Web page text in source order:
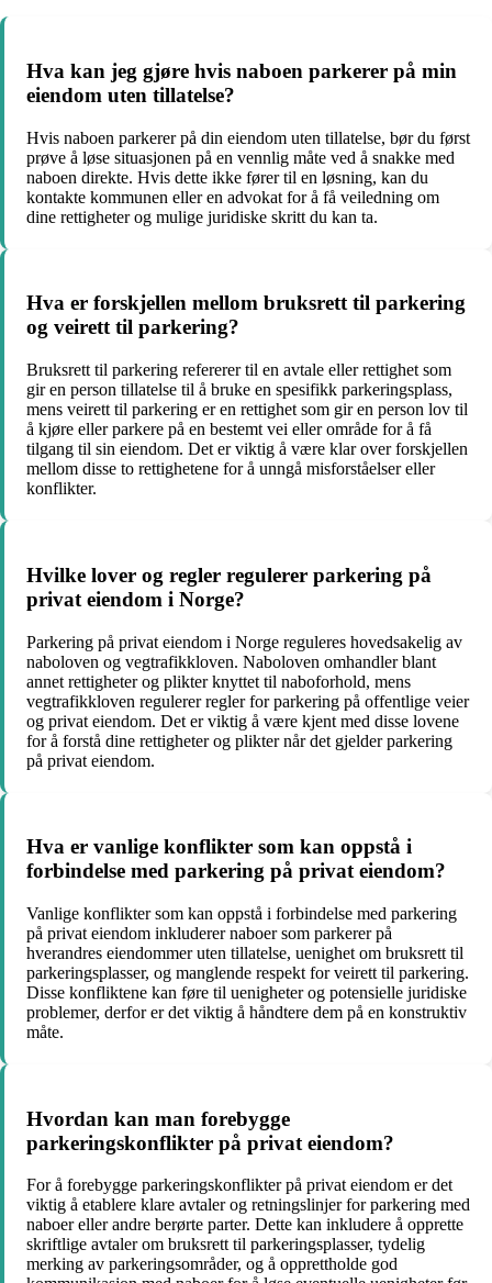
Hva kan jeg gjøre hvis naboen parkerer på min
eiendom uten tillatelse?
Hvis naboen parkerer på din eiendom uten tillatelse, bør du først
prøve å løse situasjonen på en vennlig måte ved å snakke med
naboen direkte. Hvis dette ikke fører til en løsning, kan du
kontakte kommunen eller en advokat for å få veiledning om
dine rettigheter og mulige juridiske skritt du kan ta.
Hva er forskjellen mellom bruksrett til parkering
og veirett til parkering?
Bruksrett til parkering refererer til en avtale eller rettighet som
gir en person tillatelse til å bruke en spesifikk parkeringsplass,
mens veirett til parkering er en rettighet som gir en person lov til
å kjøre eller parkere på en bestemt vei eller område for å få
tilgang til sin eiendom. Det er viktig å være klar over forskjellen
mellom disse to rettighetene for å unngå misforståelser eller
konflikter.
Hvilke lover og regler regulerer parkering på
privat eiendom i Norge?
Parkering på privat eiendom i Norge reguleres hovedsakelig av
naboloven og vegtrafikkloven. Naboloven omhandler blant
annet rettigheter og plikter knyttet til naboforhold, mens
vegtrafikkloven regulerer regler for parkering på offentlige veier
og privat eiendom. Det er viktig å være kjent med disse lovene
for å forstå dine rettigheter og plikter når det gjelder parkering
på privat eiendom.
Hva er vanlige konflikter som kan oppstå i
forbindelse med parkering på privat eiendom?
Vanlige konflikter som kan oppstå i forbindelse med parkering
på privat eiendom inkluderer naboer som parkerer på
hverandres eiendommer uten tillatelse, uenighet om bruksrett til
parkeringsplasser, og manglende respekt for veirett til parkering.
Disse konfliktene kan føre til uenigheter og potensielle juridiske
problemer, derfor er det viktig å håndtere dem på en konstruktiv
måte.
Hvordan kan man forebygge
parkeringskonflikter på privat eiendom?
For å forebygge parkeringskonflikter på privat eiendom er det
viktig å etablere klare avtaler og retningslinjer for parkering med
naboer eller andre berørte parter. Dette kan inkludere å opprette
skriftlige avtaler om bruksrett til parkeringsplasser, tydelig
merking av parkeringsområder, og å opprettholde god